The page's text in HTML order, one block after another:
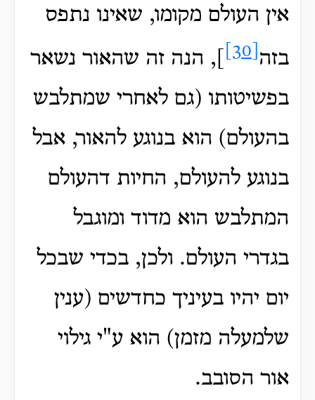
אין העולם מקומו, שאינו נתפס
בזה
], הנה זה שהאור נשאר
בפשיטותו (גם לאחרי שמתלבש
בהעולם) הוא בנוגע להאור, אבל
בנוגע להעולם, החיות דהעולם
המתלבש הוא מדוד ומוגבל
בגדרי העולם. ולכן, בכדי שבכל
יום יהיו בעיניך כחדשים (ענין
שלמעלה מזמן) הוא ע"י גילוי
אור הסובב.